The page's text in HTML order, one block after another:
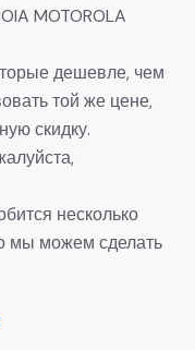
MOTOROLA
дешевле, чем
той же цене,
скидку.
несколько
мы можем сделать